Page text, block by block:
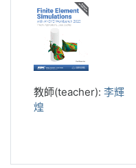
教師(teacher): 李輝
煌